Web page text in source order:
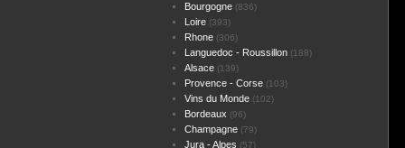
Bourgogne(836)
Loire(393)
Rhone(306)
Languedoc - Roussillon(188)
Alsace(139)
Provence - Corse(103)
Vins du Monde(102)
Bordeaux (96)
Champagne(79)
Jura - Alpes (57)